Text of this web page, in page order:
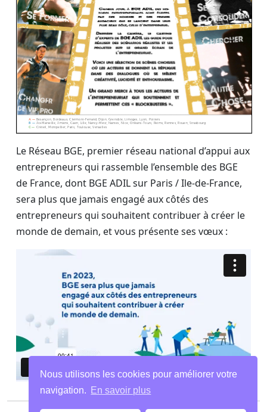
Le Réseau BGE, premier réseau national d’appui aux
entrepreneurs qui rassemble l’ensemble des BGE
de France, dont BGE ADIL sur Paris / Ile-de-France,
sera plus que jamais engagé aux côtés des
entrepreneurs qui souhaitent contribuer à créer le
monde de demain, et vous présente ses vœux :
Nous utilisons les cookies pour améliorer votre
navigation.
En savoir plus